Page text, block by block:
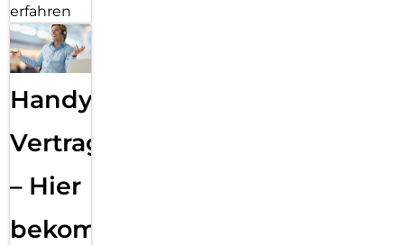
erfahren
Handy
Vertragsabwicklung
– Hier
bekommst